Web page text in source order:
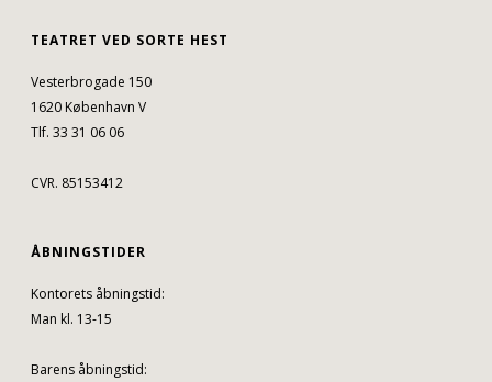
TEATRET VED SORTE HEST
Vesterbrogade 150
1620 København V
Tlf. 33 31 06 06
CVR. 85153412
ÅBNINGSTIDER
Kontorets åbningstid:
Man kl. 13-15
Barens åbningstid: